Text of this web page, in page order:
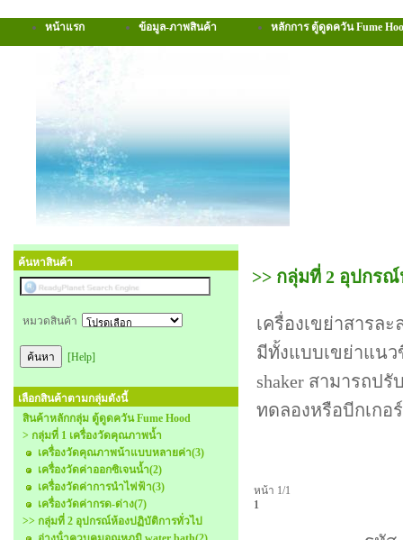
หน้าแรก ข้อมูล-ภาพสินค้า หลักการ ตู้ดูดควัน Fume
ค้นหาสินค้า
หมวดสินค้า
[Help]
เลือกสินค้าตามกลุ่มดังนี้
สินค้าหลักกลุ่ม ตู้ดูดควัน Fume Hood
> กลุ่มที่ 1 เครื่องวัดคุณภาพน้ำ
เครื่องวัดคุณภาพน้าแบบหลายค่า(3)
เครื่องวัดค่าออกซิเจนน้ำ(2)
เครื่องวัดค่าการนำไฟฟ้า(3)
เครื่องวัดค่ากรด-ด่าง(7)
>> กลุ่มที่ 2 อุปกรณ์ห้องปฏิบัติการทั่วไป
>> กลุ่มที่ 2 อุปกร
เครื่องเขย่าสารล
มีทั้งแบบเขย่าแนว
shaker สามารถป
ทดลองหรือบีกเกอ
หน้า 1/1
1